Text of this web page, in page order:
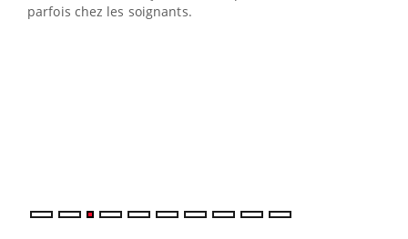
parfois chez les soignants.